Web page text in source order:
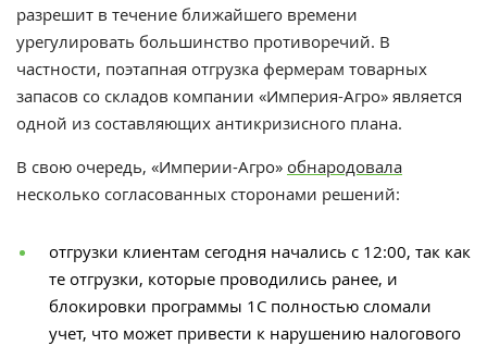
разрешит в течение ближайшего времени
урегулировать большинство противоречий. В
частности, поэтапная отгрузка фермерам товарных
запасов со складов компании «Империя-Агро» является
одной из составляющих антикризисного плана.
В свою очередь, «Империи-Агро» обнародовала
несколько согласованных сторонами решений:
отгрузки клиентам сегодня начались с 12:00, так как
те отгрузки, которые проводились ранее, и
блокировки программы 1С полностью сломали
учет, что может привести к нарушению налогового